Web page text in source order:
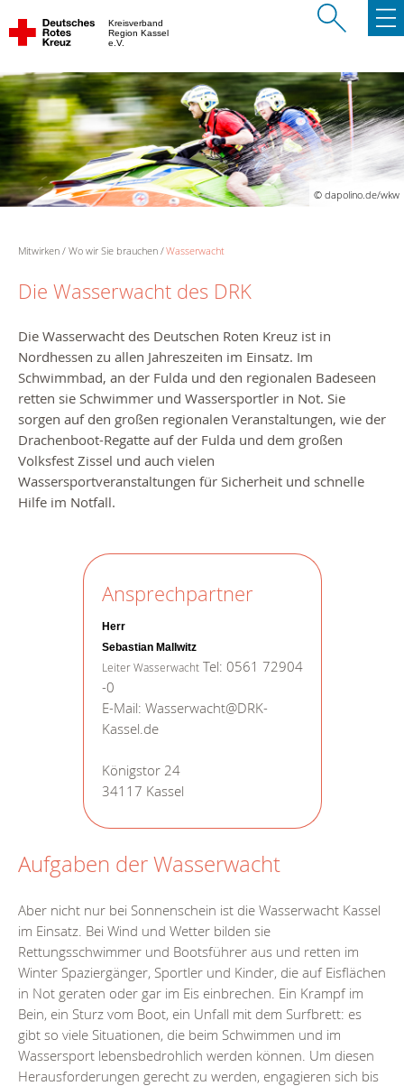
Kreisverband
Region Kassel
e.V.
© dapolino.de/wkw
Mitwirken Wo wir Sie brauchen Wasserwacht
Die Wasserwacht des DRK
Die Wasserwacht des Deutschen Roten Kreuz ist in
Nordhessen zu allen Jahreszeiten im Einsatz. Im
Schwimmbad, an der Fulda und den regionalen Badeseen
retten sie Schwimmer und Wassersportler in Not. Sie
sorgen auf den großen regionalen Veranstaltungen, wie der
Drachenboot-Regatte auf der Fulda und dem großen
Volksfest Zissel und auch vielen
Wassersportveranstaltungen für Sicherheit und schnelle
Hilfe im Notfall.
Ansprechpartner
Herr
Sebastian Mallwitz
Leiter WasserwachtTel: 0561 72904
-0
E-Mail: Wasserwacht@DRK-
Kassel.de
Königstor 24
34117 Kassel
Aufgaben der Wasserwacht
Aber nicht nur bei Sonnenschein ist die Wasserwacht Kassel
im Einsatz. Bei Wind und Wetter bilden sie
Rettungsschwimmer und Bootsführer aus und retten im
Winter Spaziergänger, Sportler und Kinder, die auf Eisflächen
in Not geraten oder gar im Eis einbrechen. Ein Krampf im
Bein, ein Sturz vom Boot, ein Unfall mit dem Surfbrett: es
gibt so viele Situationen, die beim Schwimmen und im
Wassersport lebensbedrohlich werden können. Um diesen
Herausforderungen gerecht zu werden, engagieren sich bis